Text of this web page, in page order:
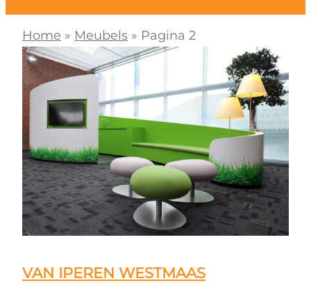
Home » Meubels » Pagina 2
VAN IPEREN WESTMAAS